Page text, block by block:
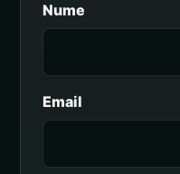
Nume
Email